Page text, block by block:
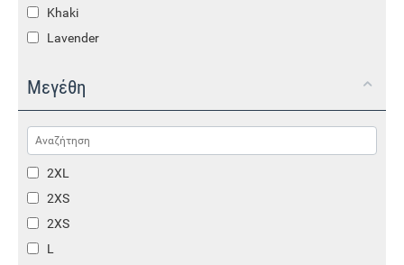
Khaki
Lavender
Multicolor
Navy Blue
Olive
Μεγέθη
2XL
2XS
2XS
L